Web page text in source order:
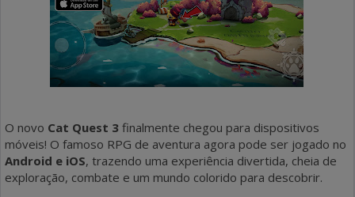
O novo Cat Quest 3 finalmente chegou para dispositivos
móveis! O famoso RPG de aventura agora pode ser jogado no
Android e iOS, trazendo uma experiência divertida, cheia de
exploração, combate e um mundo colorido para descobrir.